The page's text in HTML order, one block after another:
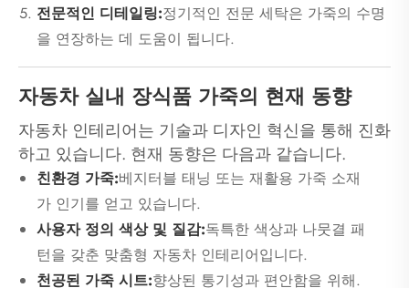
전문적인 디테일링:정기적인 전문 세탁은 가죽의 수명
을 연장하는 데 도움이 됩니다.
자동차 실내 장식품 가죽의 현재 동향
자동차 인테리어는 기술과 디자인 혁신을 통해 진화
하고 있습니다. 현재 동향은 다음과 같습니다.
친환경 가죽:베지터블 태닝 또는 재활용 가죽 소재
가 인기를 얻고 있습니다.
사용자 정의 색상 및 질감:독특한 색상과 나뭇결 패
턴을 갖춘 맞춤형 자동차 인테리어입니다.
천공된 가죽 시트:향상된 통기성과 편안함을 위해.